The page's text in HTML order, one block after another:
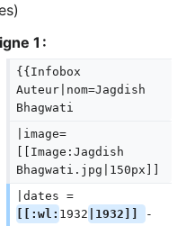
1 :
{{Infobox
Auteur|nom=Jagdish
Bhagwati
|image=
[[Image:Jagdish
Bhagwati.jpg|150px]]
|dates =
[[:wl: 1932 |1932]] -